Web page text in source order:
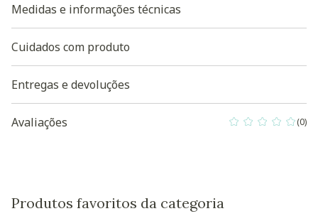
com o seu gosto e preferência
A largura total da cabeceira é 106cm e a largura interna para
encaixe da cama é 92cm
- Garantia do fornecedor de 90 dias contra defeitos de
fabricação;
- O produto será entregue montado. de içamento de móveis
ftp.s3.amazonaws.com/blocos_3d/WE292CP04KZNWW-
Medidas e informações técnicas
Cuidados com produto
Entregas e devoluções
Avaliações 0 out of 5 (0)
Produtos favoritos da categoria